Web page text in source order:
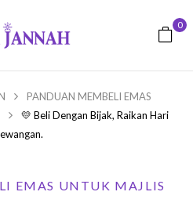
0
PANDUAN MEMBELI EMAS
💛 Beli Dengan Bijak, Raikan Hari
EMAS UNTUK MAJLIS